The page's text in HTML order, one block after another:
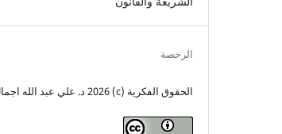
الرخصة
الحقوق الفكرية (c) 2026 د. علي عبد الله اجمال